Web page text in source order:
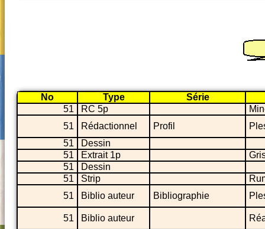
No Type
Série
51
RC 5p
51
Rédactionnel Profil
51
Dessin
51
Extrait 1p
51
Dessin
51
Strip
51
Biblio auteur Bibliographie
51 Biblio auteur